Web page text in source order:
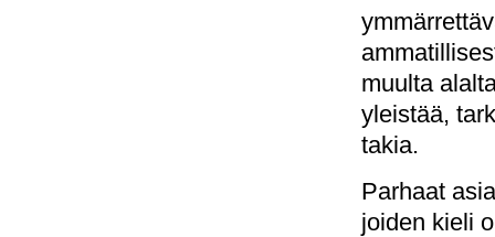
muulta
yleistää,
takia.
Parhaat
joiden kieli